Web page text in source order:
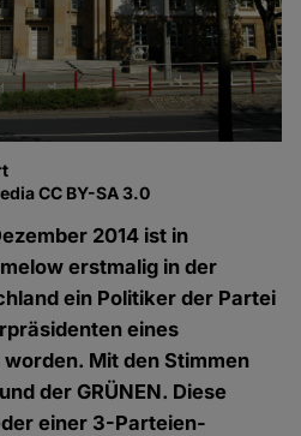
CC BY-SA 3.0
2014 ist in
erstmalig in der
ein Politiker der Partei
eines
Mit den Stimmen
der GRÜNEN. Diese
einer 3-Parteien-